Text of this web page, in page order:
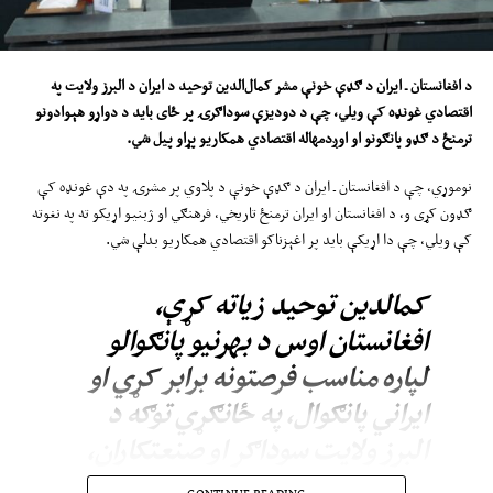
د افغانستان ـ ایران د ګډې خونې مشر کمال‌الدین توحید د ایران د البرز ولایت په
اقتصادي غونډه کې ویلي، چې د دودیزې سوداګرۍ پر ځای باید د دواړو هېوادونو
ترمنځ د ګډو پانګونو او اوږدمهاله اقتصادي همکاریو پړاو پیل شي.
نوموړي، چې د افغانستان ـ ایران د ګډې خونې د پلاوي پر مشرۍ په دې غونډه کې
ګډون کړی و، د افغانستان او ایران ترمنځ تاریخي، فرهنګي او ژبنیو اړیکو ته په نغوته
کې ویلي، چې دا اړیکې باید پر اغېزناکو اقتصادي همکاریو بدلې شي.
کمالدین توحید زیاته کړې،
افغانستان اوس د بهرنیو پانګوالو
لپاره مناسب فرصتونه برابر کړي او
ایراني پانګوال، په ځانګړي توګه د